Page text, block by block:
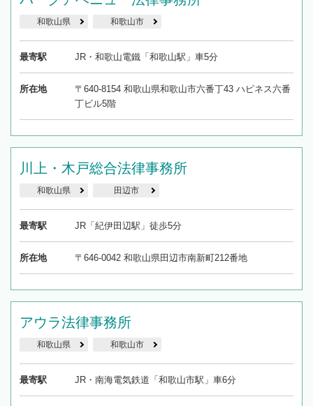
和歌山県 和歌山市
最寄駅 JR・和歌山電鐵「和歌山駅」車5分
所在地
〒640-8154 和歌山県和歌山市六番丁43 ハピネス六番
丁ビル5階
川上・木戸総合法律事務所
和歌山県 田辺市
最寄駅 JR「紀伊田辺駅」徒歩5分
所在地 〒646-0042 和歌山県田辺市南新町212番地
アウラ法律事務所
和歌山県 和歌山市
最寄駅 JR・南海電気鉄道「和歌山市駅」車6分